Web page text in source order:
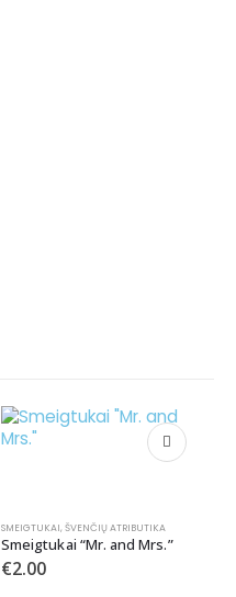
SMEIGTUKAI, ŠVENČIŲ ATRIBUTIKA
Smeigtukai “Mr. and Mrs.”
€2.00